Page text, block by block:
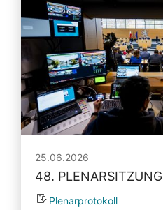
25.06.2026
48. PLENARSITZUNG
Plenarprotokoll